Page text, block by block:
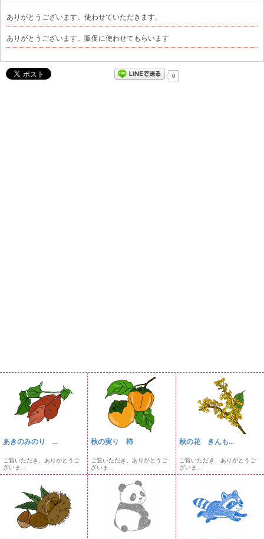
ありがとうございます。使わせていただきます。
ありがとうございます。販促に使わせてもらいます
0
あきのみのり ...
ご覧いただき、ありがとうご
ざいま...
秋の実り 柿
ご覧いただき、ありがとうご
ざいま...
秋の花 きんも...
ご覧いただき、ありがとうご
ざいま...